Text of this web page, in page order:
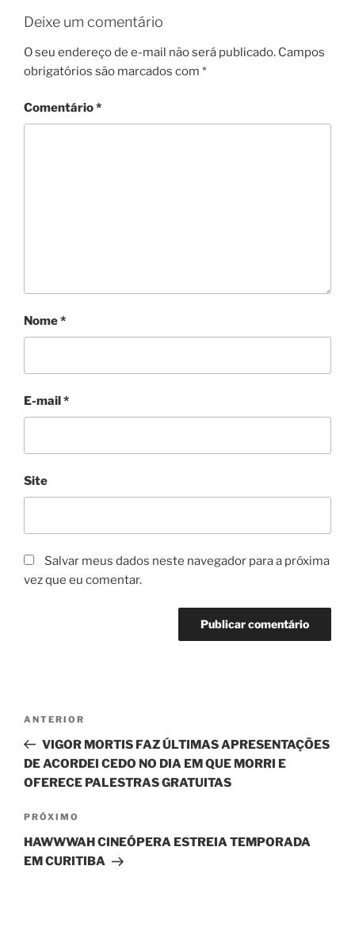
Deixe um comentário
O seu endereço de e-mail não será publicado. Campos
obrigatórios são marcados com *
Comentário*
Nome*
E-mail*
Site
Salvar meus dados neste navegador para a próxima
vez que eu comentar.
Post
Post
anterior
ANTERIOR
VIGOR MORTIS FAZ ÚLTIMAS APRESENTAÇÕES
DE ACORDEI CEDO NO DIA EM QUE MORRI E
OFERECE PALESTRAS GRATUITAS
Próximo
post
PRÓXIMO
HAWWWAH CINEÓPERA ESTREIA TEMPORADA
EM CURITIBA